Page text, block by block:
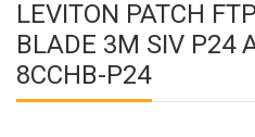
LEVITON PATCH
BLADE 3M SIV P24
8CCHB-P24